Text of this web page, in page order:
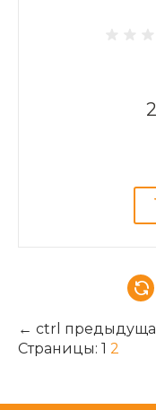
← ctrl
Страницы: 1 2